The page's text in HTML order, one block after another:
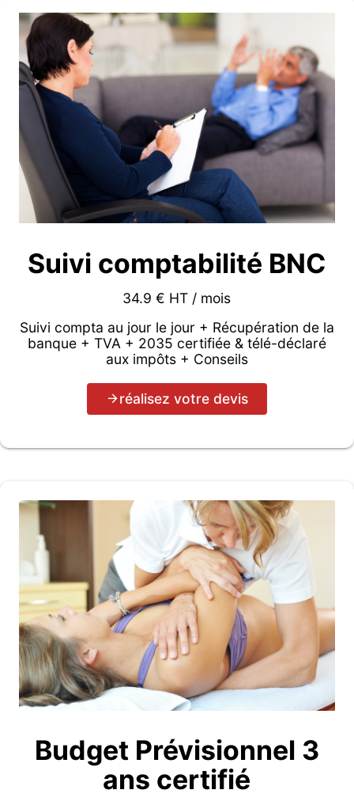
Suivi comptabilité BNC
34.9 € HT / mois
Suivi compta au jour le jour + Récupération de la
banque + TVA + 2035 certifiée & télé-déclaré
aux impôts + Conseils
réalisez votre devis
Budget Prévisionnel 3
ans certifié